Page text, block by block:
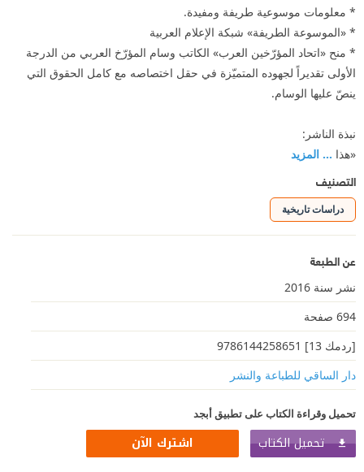
* معلومات موسوعية طريفة ومفيدة.
* «الموسوعة الطريفة» شبكة الإعلام العربية
* منح «اتحاد المؤرّخين العرب» الكاتب وسام المؤرّخ العربي من الدرجة
الأولى تقديراً لجهوده المتميّزة في حقل اختصاصه مع كامل الحقوق التي
ينصّ عليها الوسام.
نبذة الناشر:
«هذا ... المزيد
التصنيف
دراسات تاريخية
عن الطبعة
نشر سنة 2016
694 صفحة
[ردمك 13] 9786144258651
دار الساقي للطباعة والنشر
تحميل وقراءة الكتاب على تطبيق أبجد
تحميل الكتاب اشترك الآن